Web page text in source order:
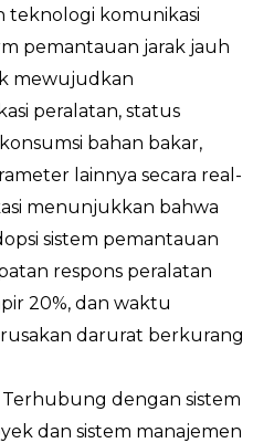
teknologi komunikasi
pemantauan jarak jauh
mewujudkan
peralatan, status
bahan bakar,
lainnya secara real-
menunjukkan bahwa
sistem pemantauan
respons peralatan
20%, dan waktu
darurat berkurang
Terhubung dengan sistem
dan sistem manajemen